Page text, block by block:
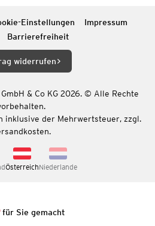
Einstellungen
Impressum
Barrierefreiheit
widerrufen
& Co KG 2026. © Alle Rechte
inklusive der Mehrwertsteuer, zzgl.
ÖsterreichNiederlande
für Sie gemacht